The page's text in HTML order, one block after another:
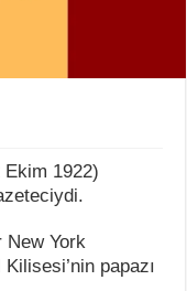
Ekim 1922)
New York
papazı